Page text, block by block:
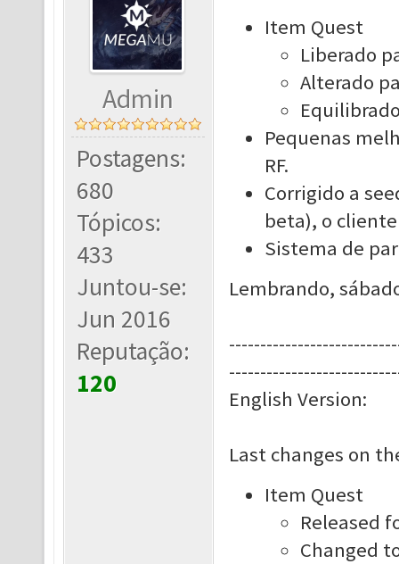
Admin
Postagens:
680
Tópicos:
433
Juntou-se:
Jun 2016
Reputação:
120
Item Quest
Liberado
Alterado
Pequenas
RF.
Corrigido a
beta), o
Sistema de
Lembrando,
English Version:
Last changes on
Item Quest
Released
Changed